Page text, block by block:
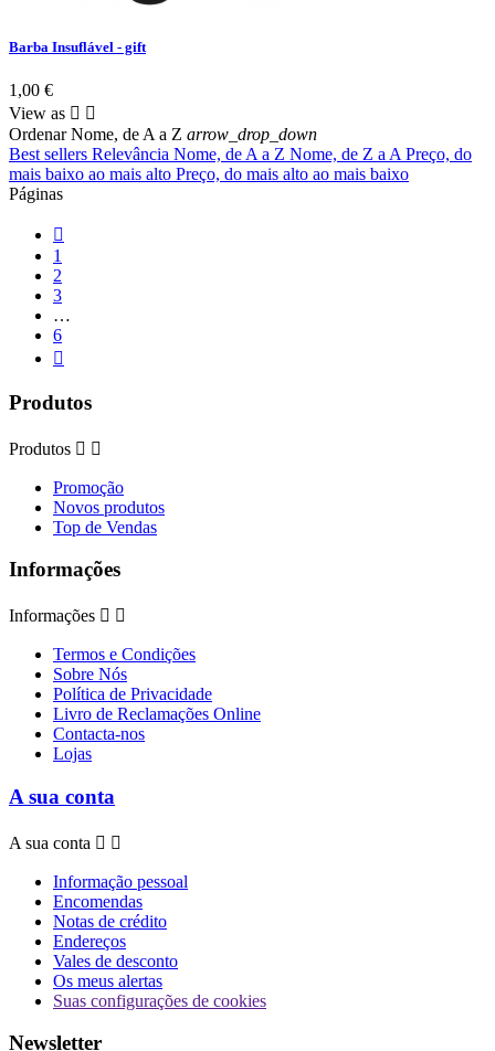
Barba Insuflável - gift
1,00 €
View as  
Ordenar Nome, de A a Z arrow_drop_down
Best sellers Relevância Nome, de A a Z Nome, de Z a A Preço, do
mais baixo ao mais alto Preço, do mais alto ao mais baixo
Páginas

1
2
3
…
6

Produtos
Produtos  
Promoção
Novos produtos
Top de Vendas
Informações
Informações  
Termos e Condições
Sobre Nós
Política de Privacidade
Livro de Reclamações Online
Contacta-nos
Lojas
A sua conta
A sua conta  
Informação pessoal
Encomendas
Notas de crédito
Endereços
Vales de desconto
Os meus alertas
Suas configurações de cookies
Newsletter